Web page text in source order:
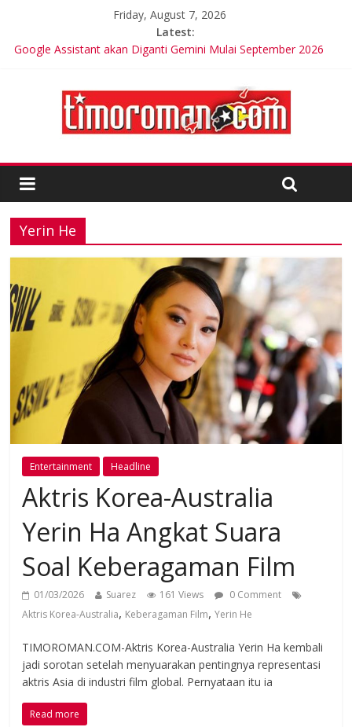
Friday, August 7, 2026
Latest:
Google Assistant akan Diganti Gemini Mulai September 2026
Timor-Leste Meluncurkan Kabel Bawah Laut Internasional
Friends of Lacluta Bangga Membina Kepemimpinan Lokal di
Timor Leste
Yerin He
Entertainment Headline
Aktris Korea-Australia
Yerin Ha Angkat Suara
Soal Keberagaman Film
01/03/2026 Suarez 161 Views
0 Comment
Aktris Korea-Australia, Keberagaman Film,Yerin He
TIMOROMAN.COM-Aktris Korea-Australia Yerin Ha kembali
jadi sorotan setelah menyuarakan pentingnya representasi
aktris Asia di industri film global. Pernyataan itu ia
Read more